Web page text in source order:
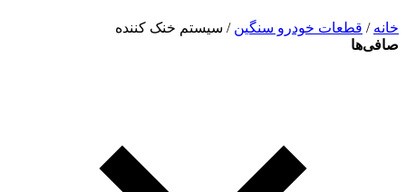
خانه / قطعات خودرو سنگین / سیستم خنک کننده
صافی‌ها